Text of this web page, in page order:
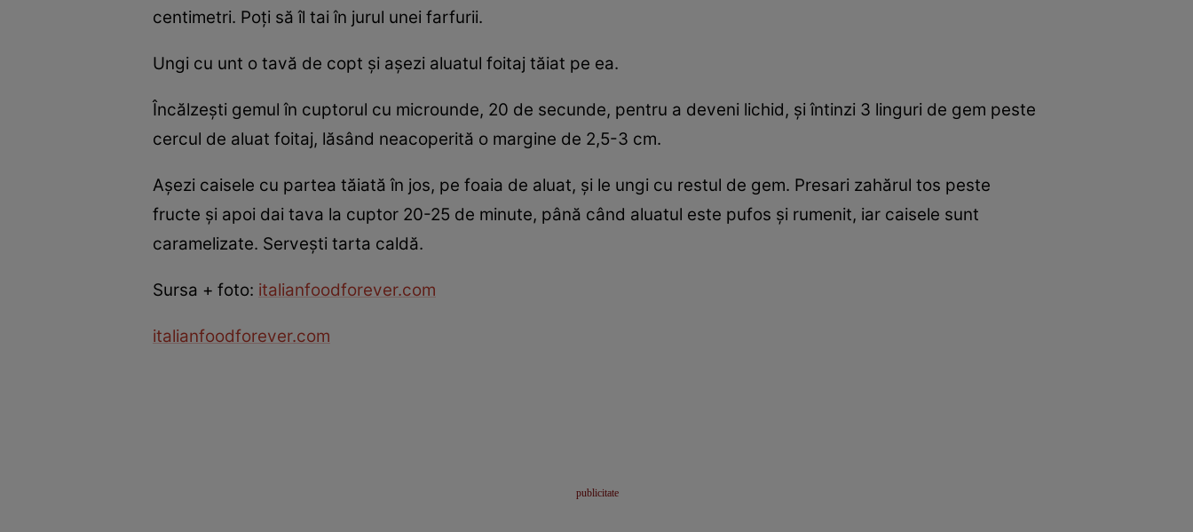
centimetri. Poţi să îl tai în jurul unei farfurii.
Ungi cu unt o tavă de copt şi aşezi aluatul foitaj tăiat pe ea.
Încălzeşti gemul în cuptorul cu microunde, 20 de secunde, pentru a deveni lichid, şi întinzi 3 linguri de gem peste
cercul de aluat foitaj, lăsând neacoperită o margine de 2,5-3 cm.
Aşezi caisele cu partea tăiată în jos, pe foaia de aluat, şi le ungi cu restul de gem. Presari zahărul tos peste
fructe şi apoi dai tava la cuptor 20-25 de minute, până când aluatul este pufos şi rumenit, iar caisele sunt
caramelizate. Serveşti tarta caldă.
Sursa + foto: italianfoodforever.com
italianfoodforever.com